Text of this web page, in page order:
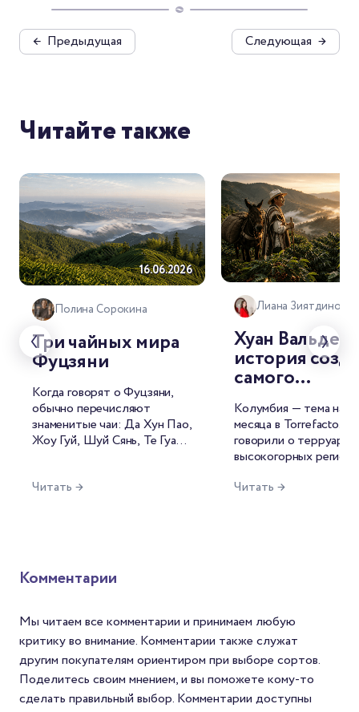
← Предыдущая Следующая →
Читайте также
16.06.2026
Полина Сорокина
Три чайных мира
Фуцзяни
Когда говорят о Фуцзяни,
обычно перечисляют
знаменитые чаи: Да Хун Пао,
Жоу Гуй, Шуй Сянь, Те Гуань
этих названий знакомо
провинции, тем меньше
как единый чайный регион.
Читать →
Лиана Зиятдинова
Хуан Вальдес:
история
самого
узнаваемого
бренда
кофе и его
прототипа —
реального
Колумбия — тема
месяца в Torrefacto.
говорили о терруаре,
высокогорных
кислотности местной
мулом рядом.
Читать →
Комментарии
Мы читаем все комментарии и принимаем любую
критику во внимание. Комментарии также служат
другим покупателям ориентиром при выборе сортов.
Поделитесь своим мнением, и вы поможете кому-то
сделать правильный выбор. Комментарии доступны